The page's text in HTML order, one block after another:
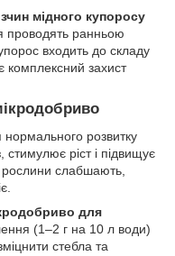
мідного купоросу
проводять ранньою
входить до складу
комплексний захист
розвитку
ріст і підвищує
рослини слабшають,
для
(1–2 г на 10 л води)
стебла та